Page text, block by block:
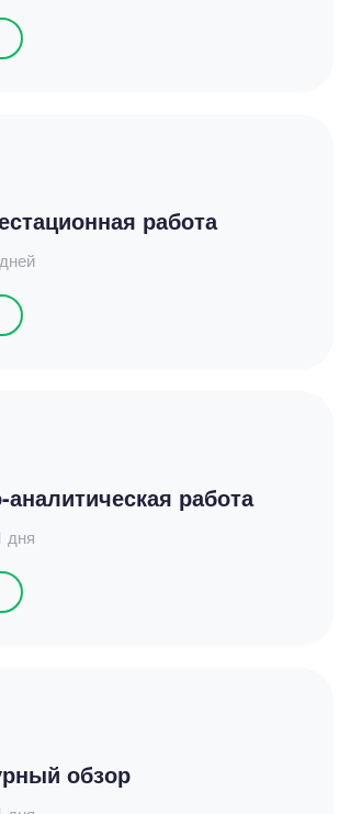
работа
аналитическая работа
дня
обзор